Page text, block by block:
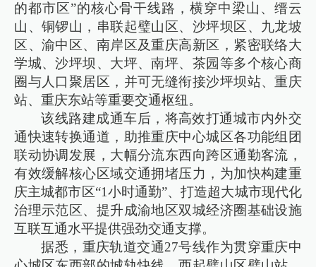
的都市区”的核心骨干线路，横穿中梁山、缙云
山、铜锣山，串联起璧山区、沙坪坝区、九龙坡
区、渝中区、南岸区及重庆高新区，紧密联络大
学城、沙坪坝、大坪、南坪、茶园等多个核心商
圈与人口聚居区，并可无缝衔接沙坪坝站、重庆
站、重庆东站等重要交通枢纽。
该线路建成通车后，将高效打通城市内外交
通快速转换通道，助推重庆中心城区各功能组团
联动协调发展，大幅分流东西向跨区通勤客流，
有效缓解核心区域交通拥堵压力，为加快构建重
庆主城都市区“1小时通勤”、打造超大城市现代化
治理示范区、提升成渝地区双城经济圈基础设施
互联互通水平提供强劲交通支撑。
据悉，重庆轨道交通27号线作为贯穿重庆中